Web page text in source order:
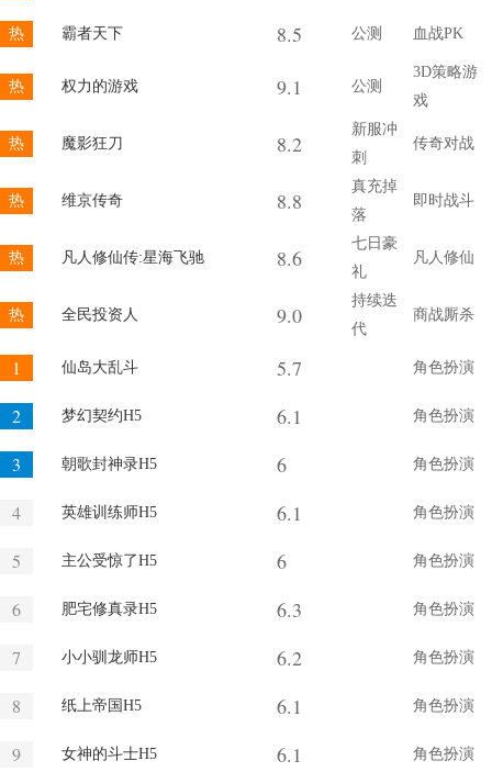
热 霸者天下 8.5 公测 血战PK
热 权力的游戏 9.1 公测
3D策略游
戏
热 魔影狂刀 8.2
新服冲
刺
传奇对战
热 维京传奇 8.8
真充掉
落
即时战斗
热 凡人修仙传:星海飞驰 8.6
七日豪
礼
凡人修仙
热 全民投资人 9.0
持续迭
代
商战厮杀
1 仙岛大乱斗 5.7 角色扮演
2 梦幻契约H5 6.1 角色扮演
3 朝歌封神录H5 6 角色扮演
4 英雄训练师H5 6.1 角色扮演
5 主公受惊了H5 6 角色扮演
6 肥宅修真录H5 6.3 角色扮演
7 小小驯龙师H5 6.2 角色扮演
8 纸上帝国H5 6.1 角色扮演
9 女神的斗士H5 6.1 角色扮演